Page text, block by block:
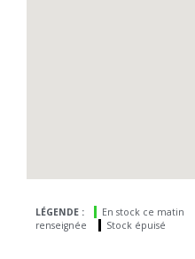
LÉGENDE : En stock ce matin
renseignée
Stock épuisé